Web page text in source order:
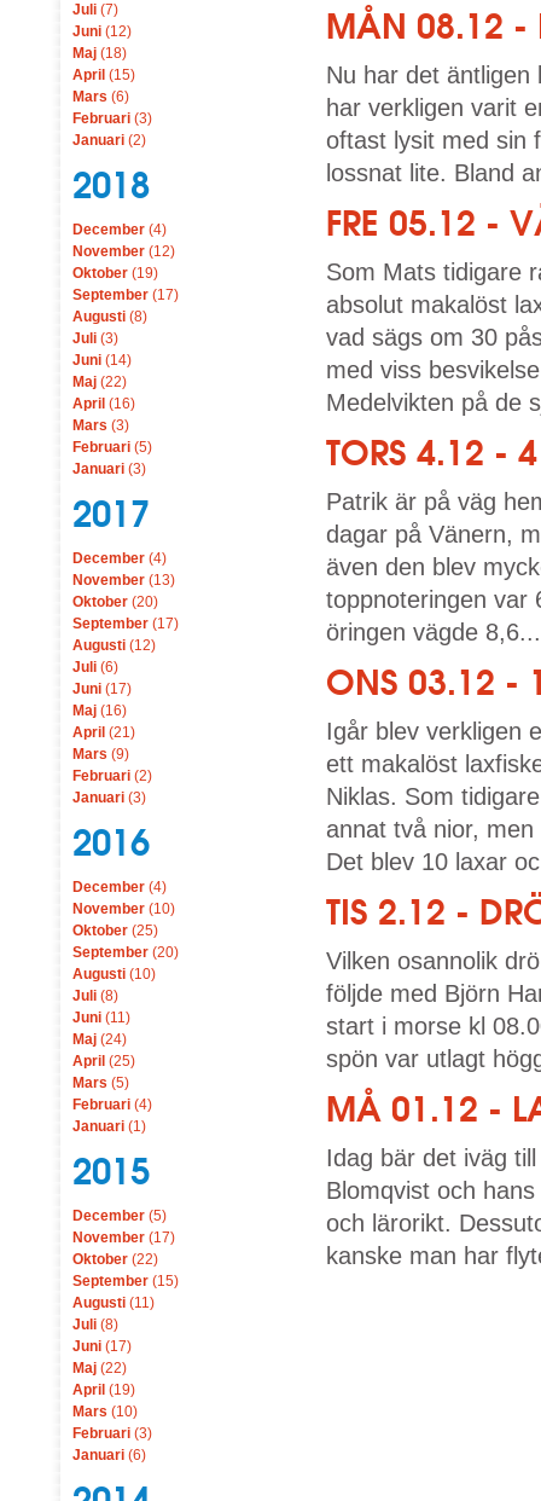
Juli (7)
Juni (12)
Maj (18)
April (15)
Mars (6)
Februari (3)
Januari (2)
2018
December (4)
November (12)
Oktober (19)
September (17)
Augusti (8)
Juli (3)
Juni (14)
Maj (22)
April (16)
Mars (3)
Februari (5)
Januari (3)
2017
December (4)
November (13)
Oktober (20)
September (17)
Augusti (12)
Juli (6)
Juni (17)
Maj (16)
April (21)
Mars (9)
Februari (2)
Januari (3)
2016
December (4)
November (10)
Oktober (25)
September (20)
Augusti (10)
Juli (8)
Juni (11)
Maj (24)
April (25)
Mars (5)
Februari (4)
Januari (1)
2015
December (5)
November (17)
Oktober (22)
September (15)
Augusti (11)
Juli (8)
Juni (17)
Maj (22)
April (19)
Mars (10)
Februari (3)
Januari (6)
MÅN 08.12 -
Nu har det äntligen
har verkligen varit
oftast lysit med sin
lossnat lite. Bland
FRE 05.12 -
Som Mats tidigare
absolut makalöst
vad sägs om 30
med viss
Medelvikten på de
TORS 4.12 -
Patrik är på väg
dagar på Vänern,
även den blev
toppnoteringen var
öringen vägde 8,6...
ONS 03.12 -
Igår blev verkligen
ett makalöst
Niklas. Som
annat två nior,
Det blev 10 laxar
TIS 2.12 -
Vilken osannolik
följde med Björn
start i morse kl
spön var utlagt
MÅ 01.12 -
Idag bär det iväg
Blomqvist och
och lärorikt.
kanske man har